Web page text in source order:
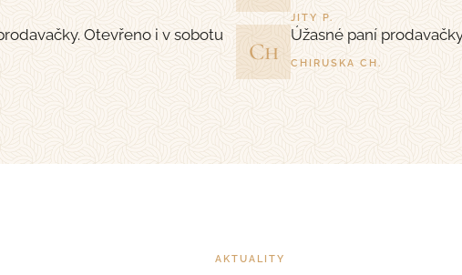
JITY P.
Otevřeno i v sobotu
Ch
Úžasné paní
CHIRUSKA CH.
AKTUALITY